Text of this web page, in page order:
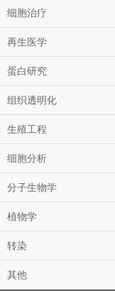
细胞治疗
再生医学
蛋白研究
组织透明化
生殖工程
细胞分析
分子生物学
植物学
转染
其他